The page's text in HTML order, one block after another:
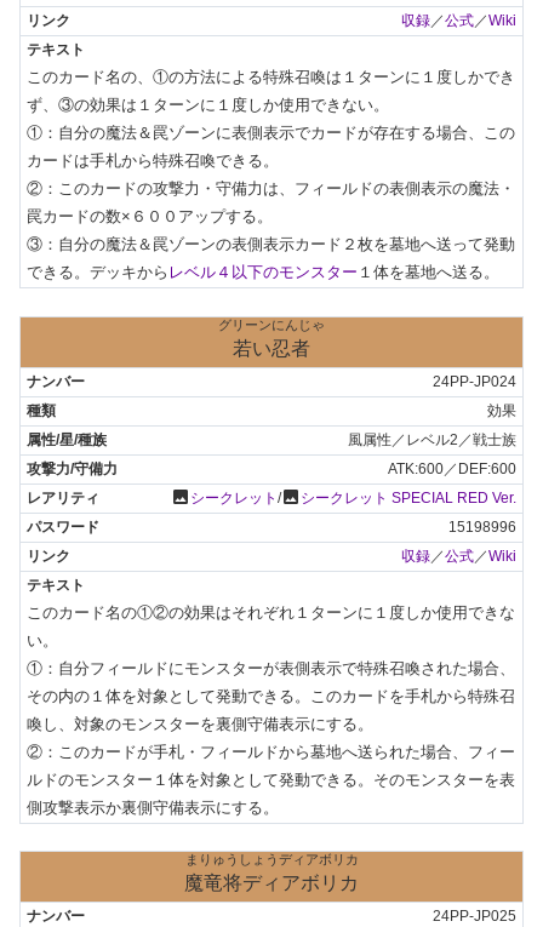
収録／公式／Wiki
このカード名の、①の方法による特殊召喚は１ターンに１度しかでき
ず、③の効果は１ターンに１度しか使用できない。
①：自分の魔法＆罠ゾーンに表側表示でカードが存在する場合、この
カードは手札から特殊召喚できる。
②：このカードの攻撃力・守備力は、フィールドの表側表示の魔法・
罠カードの数×６００アップする。
③：自分の魔法＆罠ゾーンの表側表示カード２枚を墓地へ送って発動
できる。デッキから レベル４以下のモンスター １体を墓地へ送る。
グリーンにんじゃ
若い忍者
24PP-JP024
効果
風属性／レベル2／戦士族
ATK:600／DEF:600
photo シークレット /photo シークレット SPECIAL RED Ver.
15198996
収録 ／公式 ／Wiki
このカード名の①②の効果はそれぞれ１ターンに１度しか使用できな
い。
①：自分フィールドにモンスターが表側表示で特殊召喚された場合、
その内の１体を対象として発動できる。このカードを手札から特殊召
喚し、対象のモンスターを裏側守備表示にする。
②：このカードが手札・フィールドから墓地へ送られた場合、フィー
ルドのモンスター１体を対象として発動できる。そのモンスターを表
側攻撃表示か裏側守備表示にする。
まりゅうしょうディアボリカ
魔竜将ディアボリカ
24PP-JP025